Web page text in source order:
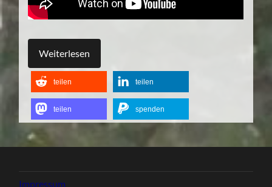
Weiterlesen
teilen teilen
teilen spenden
Impressum